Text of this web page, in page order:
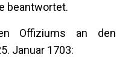
beantwortet.
Offiziums an den
Januar 1703: